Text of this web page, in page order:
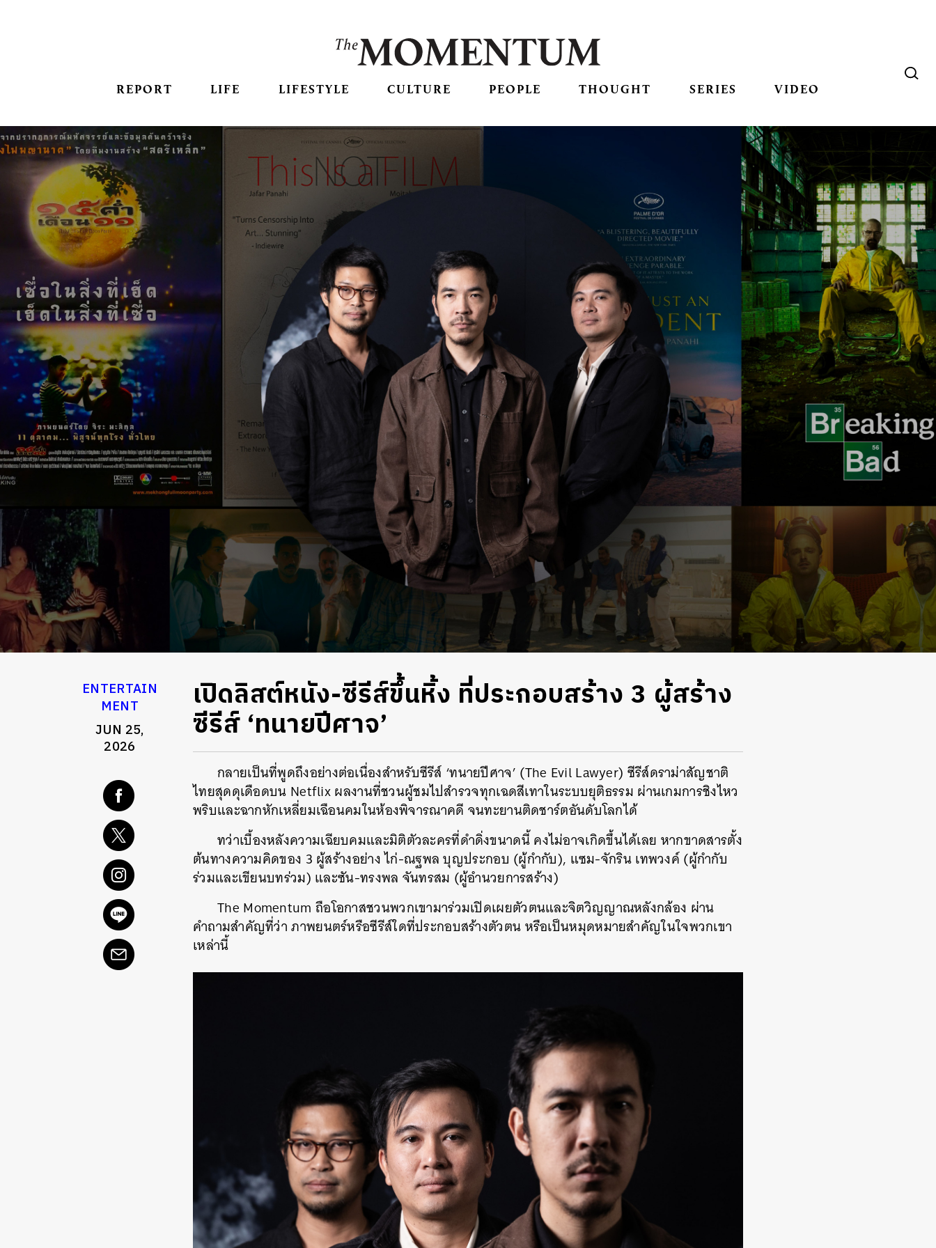
REPORT LIFE LIFESTYLE CULTURE PEOPLE THOUGHT SERIES VIDEO
ENTERTAIN
MENT
JUN 25,
2026
เปิดลิสต์หนัง-ซีรีส์ขึ้นหิ้ง ที่ประกอบสร้าง 3 ผู้สร้าง
ซีรีส์ ‘ทนายปีศาจ’
กลายเป็นที่พูดถึงอย่างต่อเนื่องสำหรับซีรีส์ ‘ทนายปีศาจ’ (The Evil Lawyer) ซีรีส์ดราม่าสัญชาติ
ไทยสุดดุเดือดบน Netflix ผลงานที่ชวนผู้ชมไปสำรวจทุกเฉดสีเทาในระบบยุติธรรม ผ่านเกมการชิงไหว
พริบและฉากหักเหลี่ยมเฉือนคมในห้องพิจารณาคดี จนทะยานติดชาร์ตอันดับโลกได้
ทว่าเบื้องหลังความเฉียบคมและมิติตัวละครที่ดำดิ่งขนาดนี้ คงไม่อาจเกิดขึ้นได้เลย หากขาดสารตั้ง
ต้นทางความคิดของ 3 ผู้สร้างอย่าง ไก่-ณฐพล บุญประกอบ (ผู้กำกับ), แซม-จักริน เทพวงค์ (ผู้กำกับ
ร่วมและเขียนบทร่วม) และซัน-ทรงพล จันทรสม (ผู้อำนวยการสร้าง)
The Momentum ถือโอกาสชวนพวกเขามาร่วมเปิดเผยตัวตนและจิตวิญญาณหลังกล้อง ผ่าน
คำถามสำคัญที่ว่า ภาพยนตร์หรือซีรีส์ใดที่ประกอบสร้างตัวตน หรือเป็นหมุดหมายสำคัญในใจพวกเขา
เหล่านี้